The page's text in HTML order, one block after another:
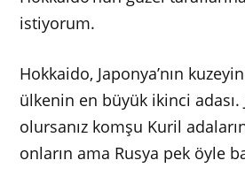
istiyorum.
Hokkaido, Japonya’nın
ülkenin en büyük ikinci
olursanız komşu Kuril
onların ama Rusya pek öyle